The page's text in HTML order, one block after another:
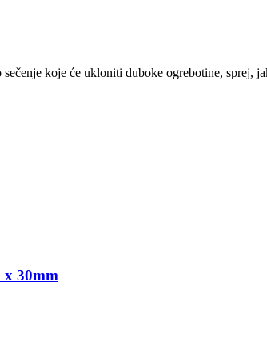
koje će ukloniti duboke ogrebotine,
x 30mm